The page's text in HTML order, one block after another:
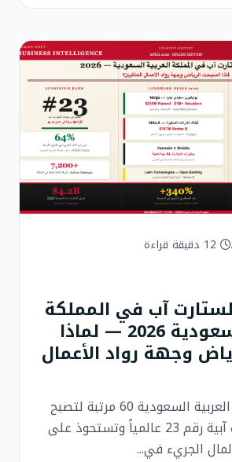
آب في المملكة
العربية السعودية 2026 — لماذا
وجهة رواد الأعمال
قفزت المملكة العربية السعودية 60 مرتبة لتصبح
البيئة الاستارت آبية رقم 23 عالمياً وتستحوذ على